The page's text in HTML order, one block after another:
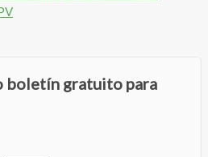
boletín gratuito para